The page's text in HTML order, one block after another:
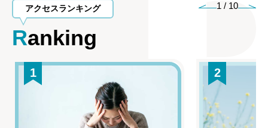
アクセスランキング
Ranking
1 / 10
1 2